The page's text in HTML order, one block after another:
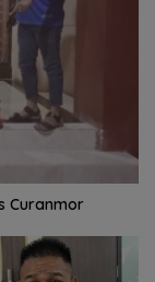
Curanmor